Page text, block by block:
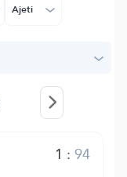
Ajeti
1 :94